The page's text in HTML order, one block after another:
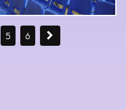
5 6